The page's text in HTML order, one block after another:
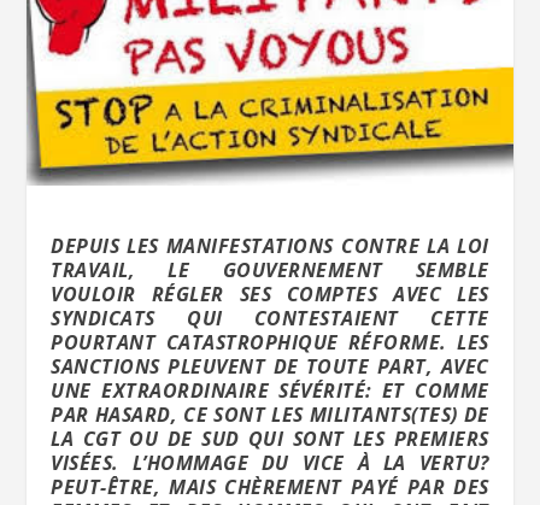
DEPUIS LES MANIFESTATIONS CONTRE LA LOI
TRAVAIL, LE GOUVERNEMENT SEMBLE
VOULOIR RÉGLER SES COMPTES AVEC LES
SYNDICATS QUI CONTESTAIENT CETTE
POURTANT CATASTROPHIQUE RÉFORME. LES
SANCTIONS PLEUVENT DE TOUTE PART, AVEC
UNE EXTRAORDINAIRE SÉVÉRITÉ: ET COMME
PAR HASARD, CE SONT LES MILITANTS(TES) DE
LA CGT OU DE SUD QUI SONT LES PREMIERS
VISÉES. L’HOMMAGE DU VICE À LA VERTU?
PEUT-ÊTRE, MAIS CHÈREMENT PAYÉ PAR DES